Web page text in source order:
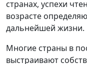
странах, успехи
возрасте
дальнейшей жизни.
Многие страны в
выстраивают